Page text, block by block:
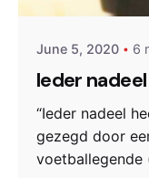
June 5, 2020 6
Ieder
“Ieder nadeel
gezegd door
voetballegende